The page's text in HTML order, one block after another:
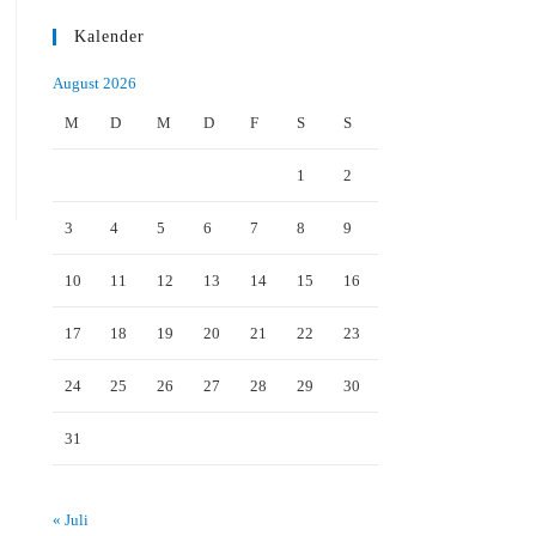
Kalender
August 2026
M D M D F S S
1 2
3 4 5 6 7 8 9
10 11 12 13 14 15 16
17 18 19 20 21 22 23
24 25 26 27 28 29 30
31
« Juli